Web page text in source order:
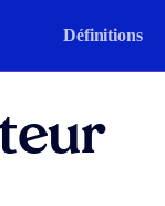
Définitions